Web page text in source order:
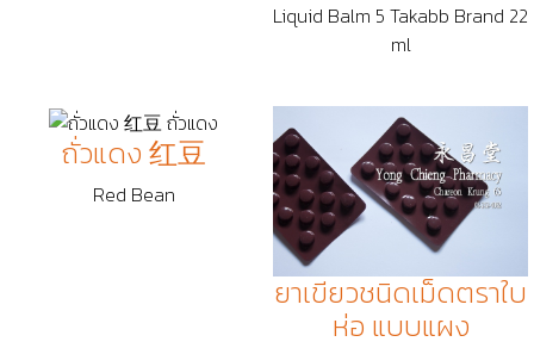
Liquid Balm 5 Takabb Brand 22
ml
ถั่วแดง 红豆
Red Bean
ยาเขียวชนิดเม็ดตราใบ
ห่อ แบบแผง